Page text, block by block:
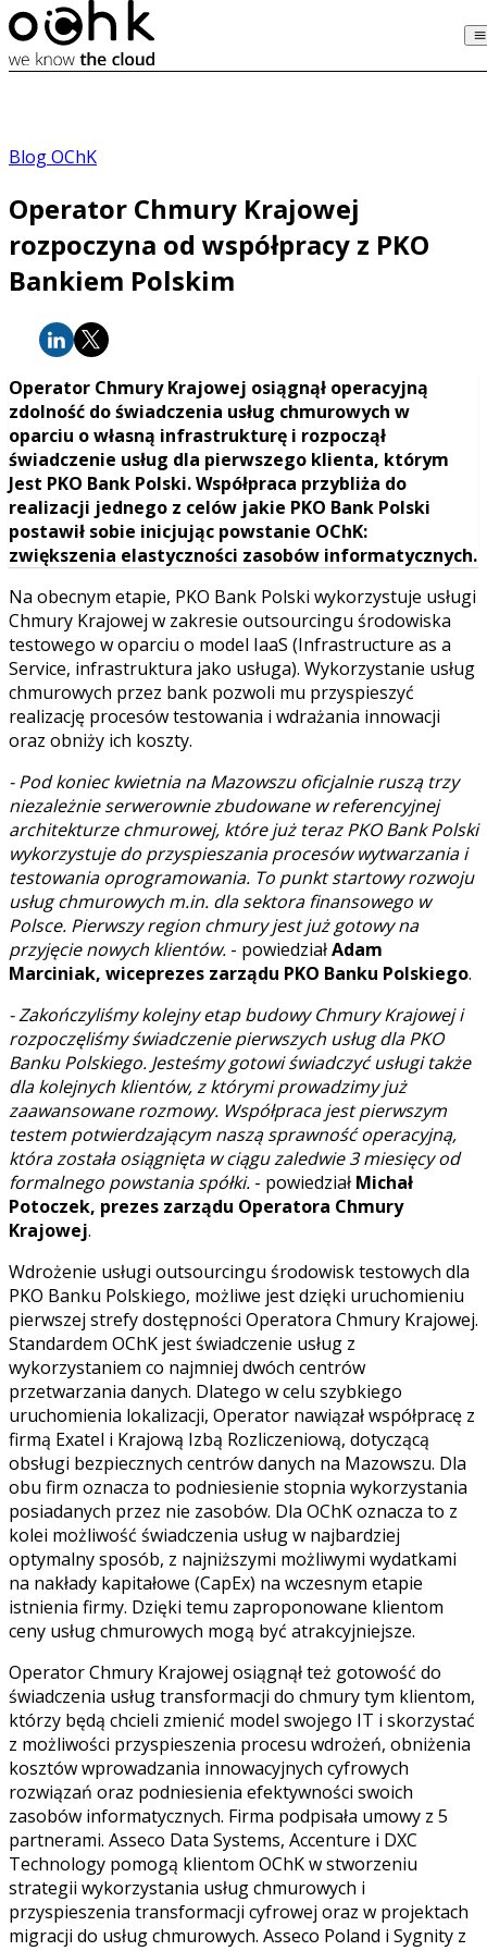
Blog OChK
Operator Chmury Krajowej
rozpoczyna od współpracy z PKO
Bankiem Polskim
Operator Chmury Krajowej osiągnął operacyjną
zdolność do świadczenia usług chmurowych w
oparciu o własną infrastrukturę i rozpoczął
świadczenie usług dla pierwszego klienta, którym
Jest PKO Bank Polski. Współpraca przybliża do
realizacji jednego z celów jakie PKO Bank Polski
postawił sobie inicjując powstanie OChK:
zwiększenia elastyczności zasobów informatycznych.
Na obecnym etapie, PKO Bank Polski wykorzystuje usługi
Chmury Krajowej w zakresie outsourcingu środowiska
testowego w oparciu o model IaaS (Infrastructure as a
Service, infrastruktura jako usługa). Wykorzystanie usług
chmurowych przez bank pozwoli mu przyspieszyć
realizację procesów testowania i wdrażania innowacji
oraz obniży ich koszty.
- Pod koniec kwietnia na Mazowszu oficjalnie ruszą trzy
niezależnie serwerownie zbudowane w referencyjnej
architekturze chmurowej, które już teraz PKO Bank Polski
wykorzystuje do przyspieszania procesów wytwarzania i
testowania oprogramowania. To punkt startowy rozwoju
usług chmurowych m.in. dla sektora finansowego w
Polsce. Pierwszy region chmury jest już gotowy na
przyjęcie nowych klientów. - powiedziałAdam
Marciniak, wiceprezes zarządu PKO Banku Polskiego.
- Zakończyliśmy kolejny etap budowy Chmury Krajowej i
rozpoczęliśmy świadczenie pierwszych usług dla PKO
Banku Polskiego. Jesteśmy gotowi świadczyć usługi także
dla kolejnych klientów, z którymi prowadzimy już
zaawansowane rozmowy. Współpraca jest pierwszym
testem potwierdzającym naszą sprawność operacyjną,
która została osiągnięta w ciągu zaledwie 3 miesięcy od
formalnego powstania spółki. - powiedział Michał
Potoczek, prezes zarządu Operatora Chmury
Krajowej.
Wdrożenie usługi outsourcingu środowisk testowych dla
PKO Banku Polskiego, możliwe jest dzięki uruchomieniu
pierwszej strefy dostępności Operatora Chmury Krajowej.
Standardem OChK jest świadczenie usług z
wykorzystaniem co najmniej dwóch centrów
przetwarzania danych. Dlatego w celu szybkiego
uruchomienia lokalizacji, Operator nawiązał współpracę z
firmą Exatel i Krajową Izbą Rozliczeniową, dotyczącą
obsługi bezpiecznych centrów danych na Mazowszu. Dla
obu firm oznacza to podniesienie stopnia wykorzystania
posiadanych przez nie zasobów. Dla OChK oznacza to z
kolei możliwość świadczenia usług w najbardziej
optymalny sposób, z najniższymi możliwymi wydatkami
na nakłady kapitałowe (CapEx) na wczesnym etapie
istnienia firmy. Dzięki temu zaproponowane klientom
ceny usług chmurowych mogą być atrakcyjniejsze.
Operator Chmury Krajowej osiągnął też gotowość do
świadczenia usług transformacji do chmury tym klientom,
którzy będą chcieli zmienić model swojego IT i skorzystać
z możliwości przyspieszenia procesu wdrożeń, obniżenia
kosztów wprowadzania innowacyjnych cyfrowych
rozwiązań oraz podniesienia efektywności swoich
zasobów informatycznych. Firma podpisała umowy z 5
partnerami. Asseco Data Systems, Accenture i DXC
Technology pomogą klientom OChK w stworzeniu
strategii wykorzystania usług chmurowych i
przyspieszenia transformacji cyfrowej oraz w projektach
migracji do usług chmurowych. Asseco Poland i Sygnity z